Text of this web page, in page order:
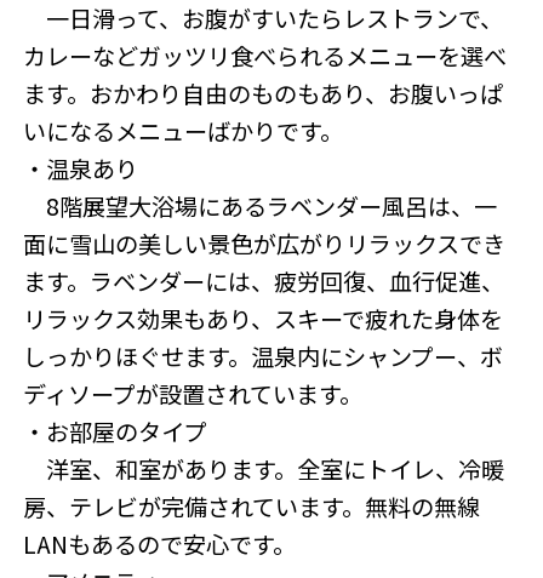
一日滑って、お腹がすいたらレストランで、
カレーなどガッツリ食べられるメニューを選べ
ます。おかわり自由のものもあり、お腹いっぱ
いになるメニューばかりです。
・温泉あり
8階展望大浴場にあるラベンダー風呂は、一
面に雪山の美しい景色が広がりリラックスでき
ます。ラベンダーには、疲労回復、血行促進、
リラックス効果もあり、スキーで疲れた身体を
しっかりほぐせます。温泉内にシャンプー、ボ
ディソープが設置されています。
・お部屋のタイプ
洋室、和室があります。全室にトイレ、冷暖
房、テレビが完備されています。無料の無線
LANもあるので安心です。